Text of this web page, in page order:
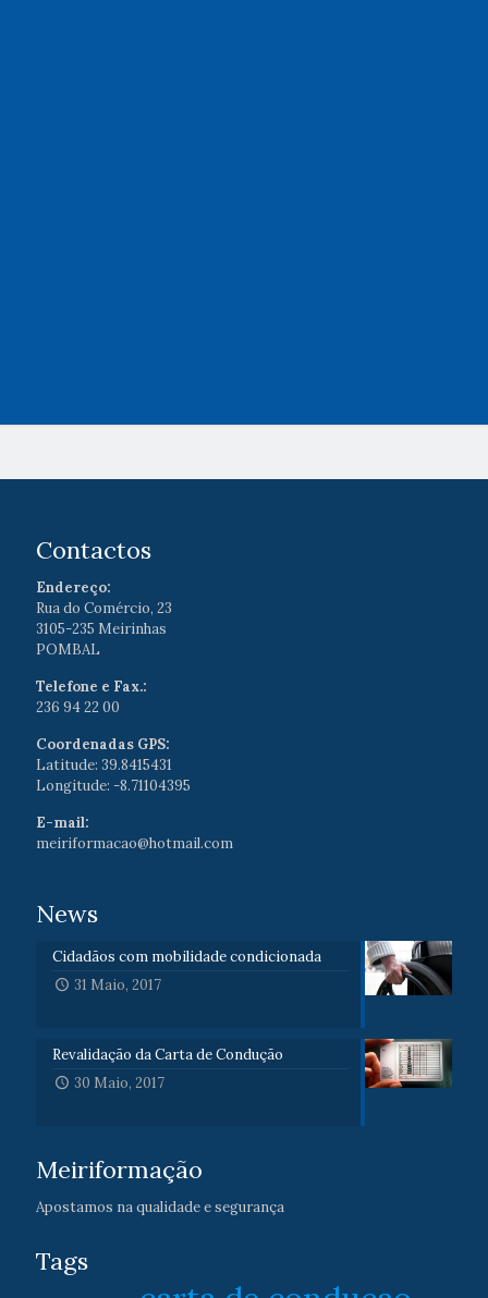
Contactos
Endereço:
Rua do Comércio, 23
3105-235 Meirinhas
POMBAL
Telefone e Fax.:
236 94 22 00
Coordenadas GPS:
Latitude: 39.8415431
Longitude: -8.71104395
E-mail:
meiriformacao@hotmail.com
News
Cidadãos com mobilidade condicionada
31 Maio, 2017
Revalidação da Carta de Condução
30 Maio, 2017
Meiriformação
Apostamos na qualidade e segurança
Tags